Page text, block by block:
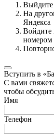
Выйдите
На
Яндекса
Войдите
номером
Вступить в
С вами
чтобы
Имя
Телефон